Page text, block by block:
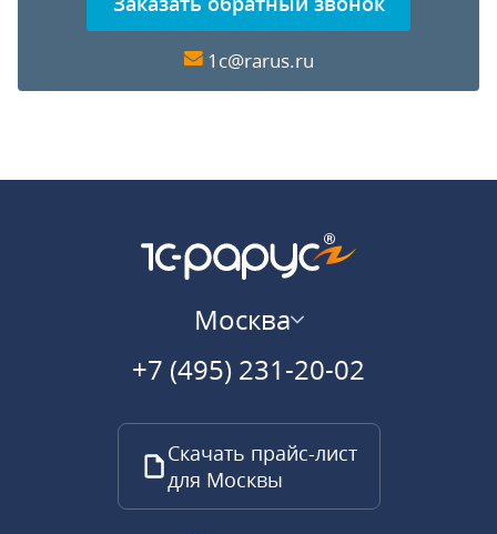
1c@rarus.ru
Москва
+7 (495) 231-20-02
Скачать прайс-лист
для Москвы